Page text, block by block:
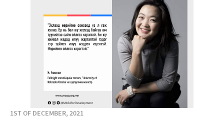
1ST OF DECEMBER, 2021